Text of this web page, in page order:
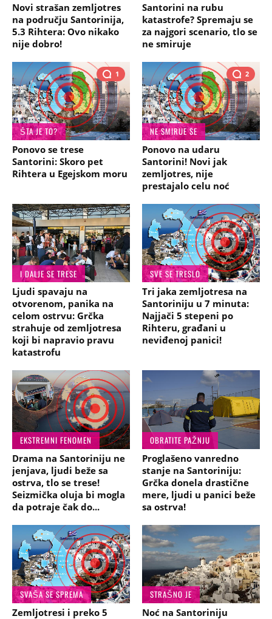
Novi strašan zemljotres
na području Santorinija,
5.3 Rihtera: Ovo nikako
nije dobro!
Santorini na rubu
katastrofe? Spremaju se
za najgori scenario, tlo se
ne smiruje
1
ŠTA JE TO?
Ponovo se trese
Santorini: Skoro pet
Rihtera u Egejskom moru
2
NE SMIRUE SE
Ponovo na udaru
Santorini! Novi jak
zemljotres, nije
prestajalo celu noć
I DALJE SE TRESE
Ljudi spavaju na
otvorenom, panika na
celom ostrvu: Grčka
strahuje od zemljotresa
koji bi napravio pravu
katastrofu
SVE SE TRESLO
Tri jaka zemljotresa na
Santoriniju u 7 minuta:
Najjači 5 stepeni po
Rihteru, građani u
neviđenoj panici!
EKSTREMNI FENOMEN
Drama na Santoriniju ne
jenjava, ljudi beže sa
ostrva, tlo se trese!
Seizmička oluja bi mogla
da potraje čak do...
OBRATITE PAŽNJU
Proglašeno vanredno
stanje na Santoriniju:
Grčka donela drastične
mere, ljudi u panici beže
sa ostrva!
SVAŠA SE SPREMA
Zemljotresi i preko 5
STRAŠNO JE
Noć na Santoriniju